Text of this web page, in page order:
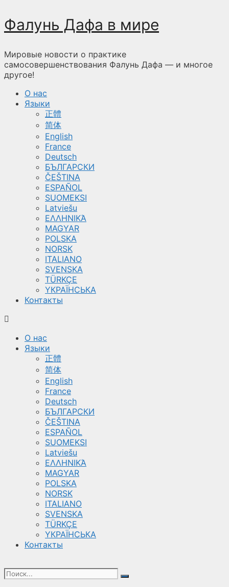
Перейти
к
Фалунь Дафа в мире
Мировые новости о практике
самосовершенствования Фалунь Дафа — и многое
другое!
О нас
Языки
正體
简体
English
France
Deutsch
БЪЛГАРСКИ
ČEŠTINA
ESPAÑOL
SUOMEKSI
Latviešu
ΕΛΛΗΝΙΚΆ
MAGYAR
POLSKA
NORSK
ITALIANO
SVENSKA
TÜRKÇE
YКРАЇНСЬКА
Контакты
О нас
Языки
正體
简体
English
France
Deutsch
БЪЛГАРСКИ
ČEŠTINA
ESPAÑOL
SUOMEKSI
Latviešu
ΕΛΛΗΝΙΚΆ
MAGYAR
POLSKA
NORSK
ITALIANO
SVENSKA
TÜRKÇE
YКРАЇНСЬКА
Контакты